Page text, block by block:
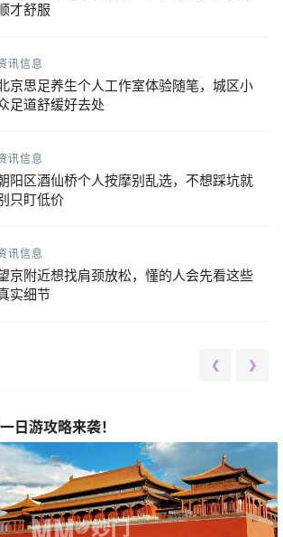
才舒服
讯信息
京思足养生个人工作室体验随笔，城区小
足道舒缓好去处
讯信息
阳区酒仙桥个人按摩别乱选，不想踩坑就
只盯低价
讯信息
京附近想找肩颈放松，懂的人会先看这些
实细节
❮ ❯
日游攻略来袭！